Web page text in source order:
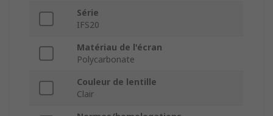
Série
IFS20
Matériau de l'écran
Polycarbonate
Couleur de lentille
Clair